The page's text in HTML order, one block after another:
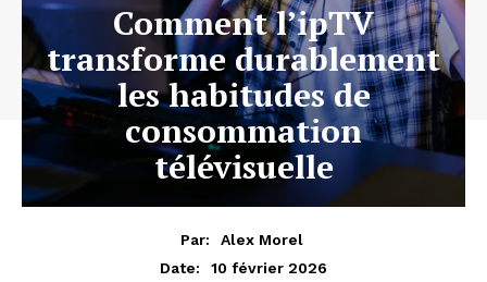
Comment l’ipTV
transforme durablement
les habitudes de
consommation
télévisuelle
Par:
Alex Morel
Date:
10 février 2026